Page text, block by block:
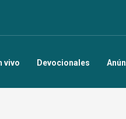
vivo Devocionales